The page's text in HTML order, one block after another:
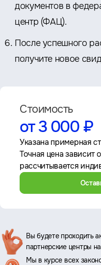
документов в
центр (ФАЦ).
После успешного
получите новое
Стоимость
от 3 000 ₽
Указана примерная
Точная цена зависит
рассчитывается
Ключевые
преимущества
Вы будете проходить
партнерские центры
Мы в курсе всех